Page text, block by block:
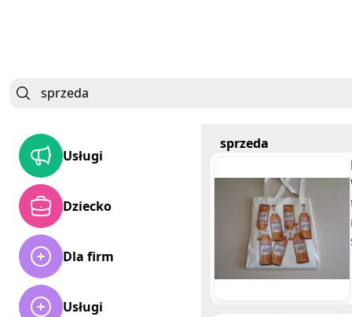
Usługi
Dziecko
Dla firm
Usługi
sprzeda